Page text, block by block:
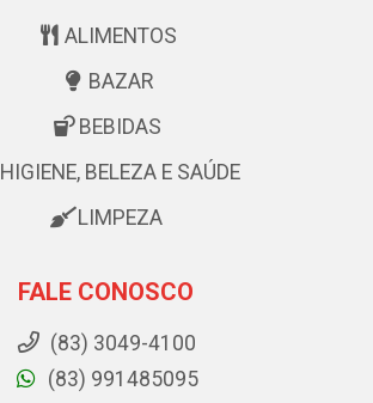
ALIMENTOS
BAZAR
BEBIDAS
HIGIENE, BELEZA E SAÚDE
LIMPEZA
FALE CONOSCO
(83) 3049-4100
(83) 991485095